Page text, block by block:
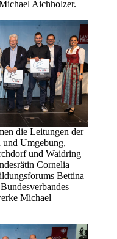
Aichholzer.
die Leitungen der
und Umgebung,
und Waidring
Cornelia
Bettina
Michael